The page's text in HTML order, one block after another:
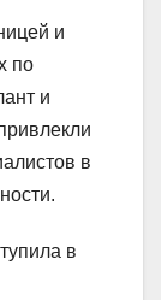
и
по
и
в
в